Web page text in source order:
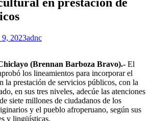
9, 2023adnc
(Brennan Barboza Bravo).- El
los lineamientos para incorporar el
la prestación de servicios públicos, con la
en sus tres niveles, adecúe las atenciones
siete millones de ciudadanos de los
y el pueblo afroperuano, según sus
y lingüísticas.